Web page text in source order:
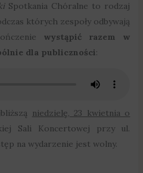
Spotkania Chóralne to rodzaj
których zespoły odbywają
wystąpić razem w
dla publiczności:
niedzielę, 23 kwietnia o
Sali Koncertowej przy ul.
na wydarzenie jest wolny.